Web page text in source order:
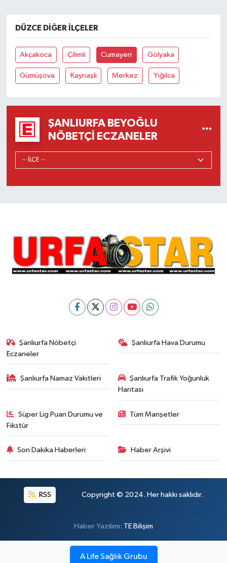
DÜZCE DIĞER İLÇELER
Akçakoca Çilimli Cumayeri Gölyaka
Gümüşova Kaynaşlı Merkez Yığılca
ŞANLIURFA BEYOĞLU
NÖBETÇI ECZANELER
Şanlıurfa Nöbetçi
Eczaneler
Şanlıurfa Hava Durumu
Şanlıurfa Namaz Vakitleri
Şanlıurfa Trafik Yoğunluk
Haritası
Süper Lig Puan Durumu ve
Fikstür
Tüm Manşetler
Son Dakika Haberleri Haber Arşivi
RSS Copyright © 2024. Her hakkı saklıdır.
Haber Yazılımı: TE Bilişim
A Life Sağlık Grubu